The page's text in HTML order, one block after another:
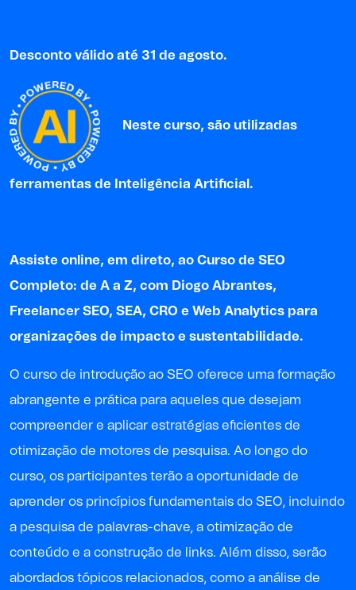
Desconto válido até 31 de agosto.
Neste curso, são utilizadas
ferramentas de Inteligência Artificial.
Assiste online, em direto, ao Curso de SEO
Completo: de A a Z, com Diogo Abrantes,
Freelancer SEO, SEA, CRO e Web Analytics para
organizações de impacto e sustentabilidade.
O curso de introdução ao SEO oferece uma formação
abrangente e prática para aqueles que desejam
compreender e aplicar estratégias eficientes de
otimização de motores de pesquisa. Ao longo do
curso, os participantes terão a oportunidade de
aprender os princípios fundamentais do SEO, incluindo
a pesquisa de palavras-chave, a otimização de
conteúdo e a construção de links. Além disso, serão
abordados tópicos relacionados, como a análise de